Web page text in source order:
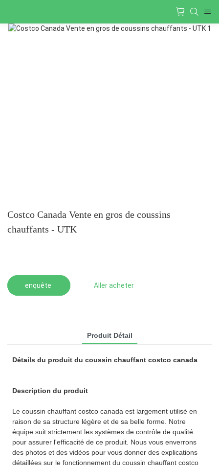
Costco Canada Vente en gros de coussins
chauffants - UTK
enquête Aller acheter
Produit Détail
Détails du produit du coussin chauffant costco canada
Description du produit
Le coussin chauffant costco canada est largement utilisé en
raison de sa structure légère et de sa belle forme. Notre
équipe suit strictement les systèmes de contrôle de qualité
pour assurer l'efficacité de ce produit. Nous vous enverrons
des photos et des vidéos pour vous donner des explications
détaillées sur le fonctionnement du coussin chauffant costco